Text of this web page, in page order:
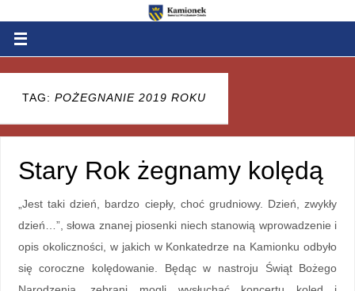
TAG: POŻEGNANIE 2019 ROKU
Stary Rok żegnamy kolędą
„Jest taki dzień, bardzo ciepły, choć grudniowy. Dzień, zwykły
dzień…”, słowa znanej piosenki niech stanowią wprowadzenie i
opis okoliczności, w jakich w Konkatedrze na Kamionku odbyło
się coroczne kolędowanie. Będąc w nastroju Świąt Bożego